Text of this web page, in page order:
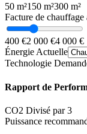
50 m²150 m²300 m²
Facture de
400 €2 000 €4 000 €
Énergie Actuelle
Technologie
Rapport de
CO2 Divisé par 3
Puissance